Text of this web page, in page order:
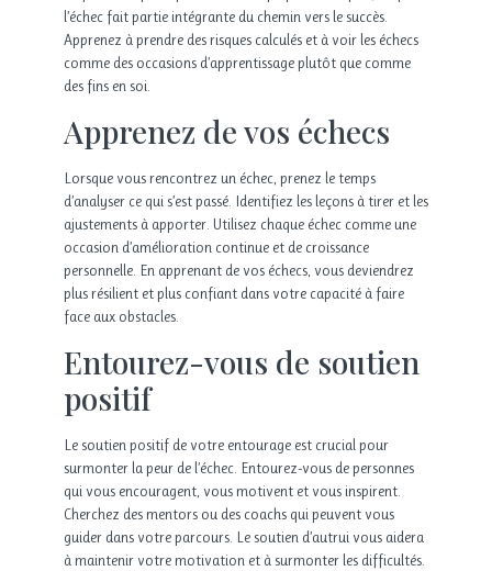
l’échec fait partie intégrante du chemin vers le succès.
Apprenez à prendre des risques calculés et à voir les échecs
comme des occasions d’apprentissage plutôt que comme
des fins en soi.
Apprenez de vos échecs
Lorsque vous rencontrez un échec, prenez le temps
d’analyser ce qui s’est passé. Identifiez les leçons à tirer et les
ajustements à apporter. Utilisez chaque échec comme une
occasion d’amélioration continue et de croissance
personnelle. En apprenant de vos échecs, vous deviendrez
plus résilient et plus confiant dans votre capacité à faire
face aux obstacles.
Entourez-vous de soutien
positif
Le soutien positif de votre entourage est crucial pour
surmonter la peur de l’échec. Entourez-vous de personnes
qui vous encouragent, vous motivent et vous inspirent.
Cherchez des mentors ou des coachs qui peuvent vous
guider dans votre parcours. Le soutien d’autrui vous aidera
à maintenir votre motivation et à surmonter les difficultés.